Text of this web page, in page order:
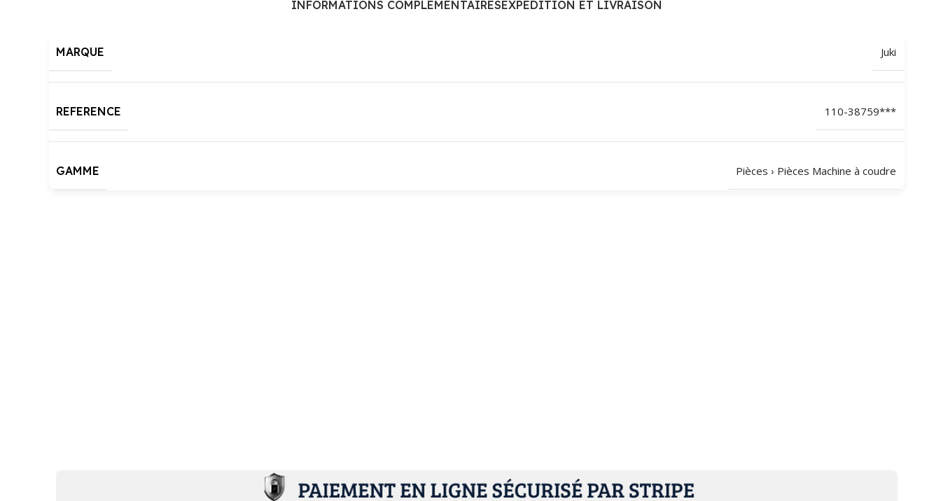
INFORMATIONS COMPLÉMENTAIRESEXPÉDITION ET LIVRAISON
MARQUE Juki
REFERENCE 110-38759***
GAMME Pièces › Pièces Machine à coudre